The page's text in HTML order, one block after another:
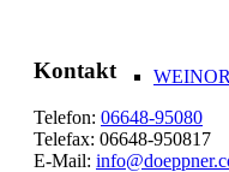
Kontakt
Telefon: 06648-95080
Telefax: 06648-950817
E-Mail: